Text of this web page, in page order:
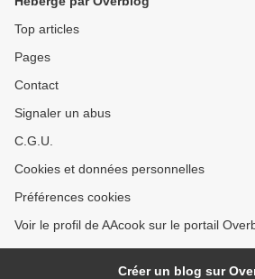
Top articles
Pages
Contact
Signaler un abus
C.G.U.
Cookies et données personnelles
Préférences cookies
Voir le profil de AAcook sur le portail
Créer un blog sur